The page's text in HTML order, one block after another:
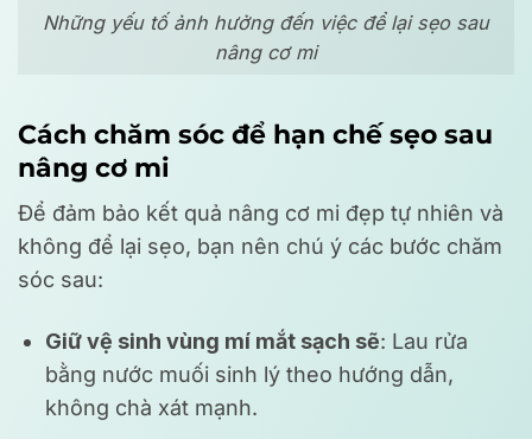
Những yếu tố ảnh hưởng đến việc để lại sẹo sau
nâng cơ mi
Cách chăm sóc để hạn chế sẹo sau
nâng cơ mi
Để đảm bảo kết quả nâng cơ mi đẹp tự nhiên và
không để lại sẹo, bạn nên chú ý các bước chăm
sóc sau:
Giữ vệ sinh vùng mí mắt sạch sẽ: Lau rửa
bằng nước muối sinh lý theo hướng dẫn,
không chà xát mạnh.